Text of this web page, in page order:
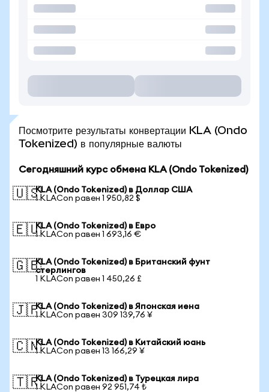
Посмотрите результаты конвертации KLA (Ondo
Tokenized) в популярные валюты
Сегодняшний курс обмена KLA (Ondo Tokenized)
🇺🇸KLA (Ondo Tokenized) в Доллар США
1 KLACon равен 1 950,82 $
🇪🇺KLA (Ondo Tokenized) в Евро
1 KLACon равен 1 693,16 €
🇬🇧KLA (Ondo Tokenized) в Британский фунт
стерлингов
1 KLACon равен 1 450,26 £
🇯🇵KLA (Ondo Tokenized) в Японская иена
1 KLACon равен 309 139,76 ¥
🇨🇳KLA (Ondo Tokenized) в Китайский юань
1 KLACon равен 13 166,29 ¥
🇹🇷KLA (Ondo Tokenized) в Турецкая лира
1 KLACon равен 92 951,74 ₺